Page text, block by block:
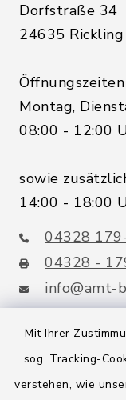
Mit Ihrer
sog. Tracking-
verstehen, wie
Dorfstraße 34
24635 Rickling
Montag,
08:00 - 12:00
sowie
14:00 - 18:00
04328
04328 -
info@amt-
Quicklinks